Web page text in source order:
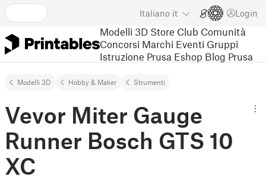
Italiano it Login
Modelli 3D Store Club Comunità
Concorsi Marchi Eventi Gruppi
Istruzione Prusa Eshop Blog Prusa
Modelli 3D Hobby & Maker Strumenti
Vevor Miter Gauge
Runner Bosch GTS 10
XC